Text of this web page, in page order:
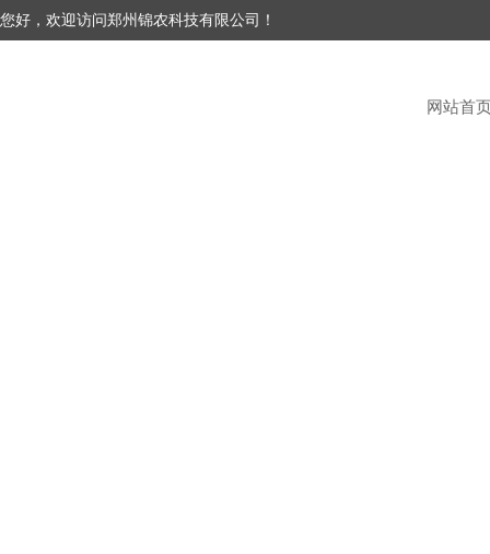
您好，欢迎访问郑州锦农科技有限公司！
网站首